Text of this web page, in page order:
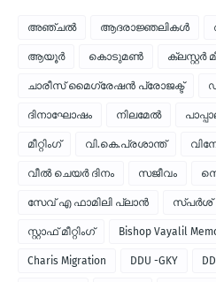
അഞ്ചല്‍ ആദരാജ്ഞലികള്‍
ആയൂർ കൊടുമണ്‍ ക്ലസ്റ്റര്‍
ചാരീസ് മൈഗ്രേഷന്‍ പ്രോജക്ട്
ദിനാഘോഷം നിലമേല്‍
മീറ്റിംഗ് വി.കെ.പ്രശാന്ത്
വീല്‍ ചെയര്‍ ദിനം സജീവം
സേവ് എ ഫാമിലി പ്ലാന്‍ സ്പര്‍ശ്
സ്റ്റാഫ് മീറ്റിംഗ് Bishop Vayalil
Charis Migration DDU -GKY